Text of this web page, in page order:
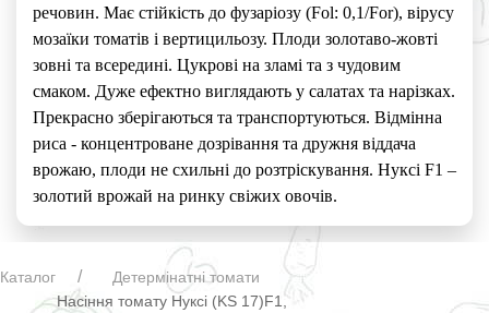
речовин. Має стійкість до фузаріозу (Fol: 0,1/For), вірусу
мозаїки томатів і вертицильозу. Плоди золотаво-жовті
зовні та всередині. Цукрові на зламі та з чудовим
смаком. Дуже ефектно виглядають у салатах та нарізках.
Прекрасно зберігаються та транспортуються. Відмінна
риса - концентроване дозрівання та дружня віддача
врожаю, плоди не схильні до розтріскування. Нуксі F1 –
золотий врожай на ринку свіжих овочів.
Каталог
Детермінатні томати
Насіння томату Нуксі (KS 17)F1,